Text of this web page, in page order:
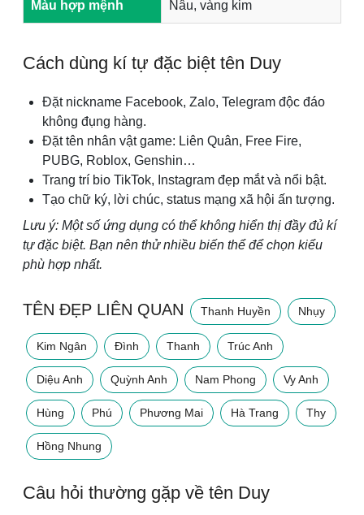
Màu hợp mệnh Nâu, vàng kim
Cách dùng kí tự đặc biệt tên Duy
Đặt nickname Facebook, Zalo, Telegram độc đáo
không đụng hàng.
Đặt tên nhân vật game: Liên Quân, Free Fire,
PUBG, Roblox, Genshin…
Trang trí bio TikTok, Instagram đẹp mắt và nổi bật.
Tạo chữ ký, lời chúc, status mạng xã hội ấn tượng.
Lưu ý: Một số ứng dụng có thể không hiển thị đầy đủ kí
tự đặc biệt. Bạn nên thử nhiều biến thể để chọn kiểu
phù hợp nhất.
TÊN ĐẸP LIÊN QUAN Thanh Huyền Nhụy
Kim Ngân Đình Thanh Trúc Anh
Diệu Anh Quỳnh Anh Nam Phong Vy Anh
Hùng Phú Phương Mai Hà Trang Thy
Hồng Nhung
Câu hỏi thường gặp về tên Duy